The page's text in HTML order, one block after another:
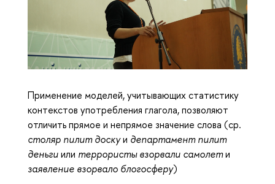
Применение моделей, учитывающих статистику
контекстов употребления глагола, позволяют
отличить прямое и непрямое значение слова (ср.
столяр пилит доскуи департамент пилит
деньгиили террористы взорвали самолети
заявление взорвало блогосферу)